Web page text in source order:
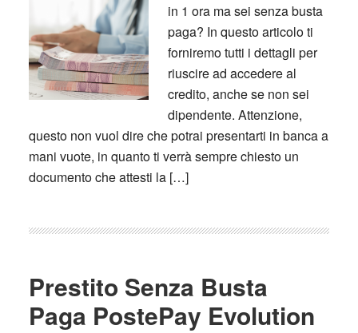
in 1 ora ma sei senza busta
paga? In questo articolo ti
forniremo tutti i dettagli per
riuscire ad accedere al
credito, anche se non sei
dipendente. Attenzione,
questo non vuol dire che potrai presentarti in banca a
mani vuote, in quanto ti verrà sempre chiesto un
documento che attesti la […]
Prestito Senza Busta
Paga PostePay Evolution